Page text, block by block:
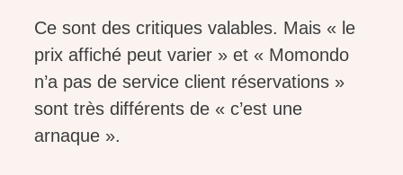
Ce sont des critiques valables. Mais « le
prix affiché peut varier » et « Momondo
n’a pas de service client réservations »
sont très différents de « c’est une
arnaque ».